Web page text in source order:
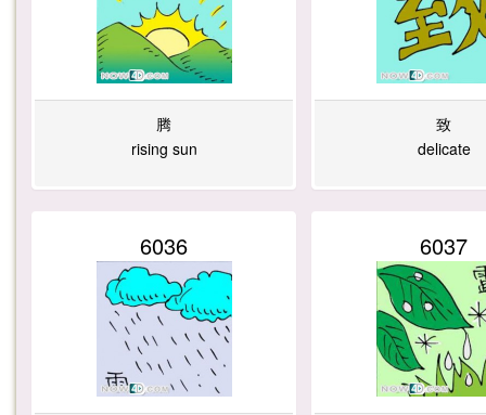
腾
rising sun
致
delicate
6036 6037